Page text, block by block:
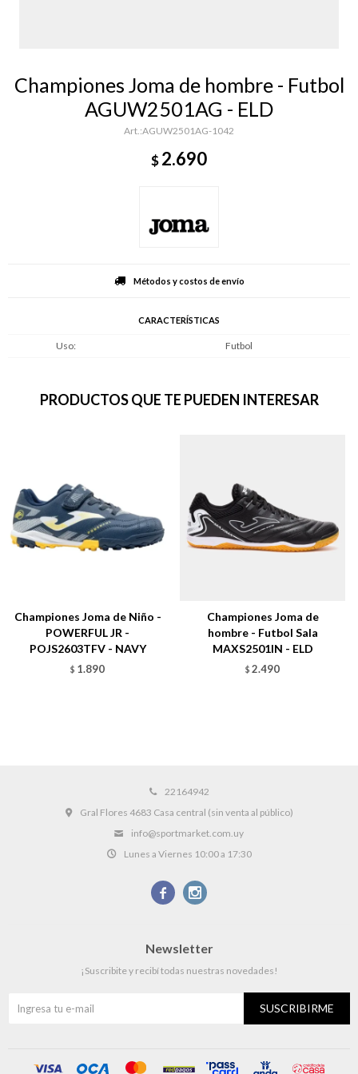
Championes Joma de hombre - Futbol
AGUW2501AG - ELD
AGUW2501AG-1042
$2.690
Métodos y costos de envío
CARACTERÍSTICAS
Uso Futbol
PRODUCTOS QUE TE PUEDEN INTERESAR
Championes Joma de Niño -
POWERFUL JR -
POJS2603TFV - NAVY
$ 1.890
Championes Joma de
hombre - Futbol Sala
MAXS2501IN - ELD
$ 2.490
22164942
Gral Flores 4683 Casa central (sin venta al público)
info@sportmarket.com.uy
Lunes a Viernes 10:00 a 17:30
 
Newsletter
¡Suscribite y recibí todas nuestras novedades!
SUSCRIBIRME